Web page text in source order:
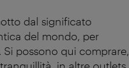
dal significato
del mondo, per
possono qui comprare,